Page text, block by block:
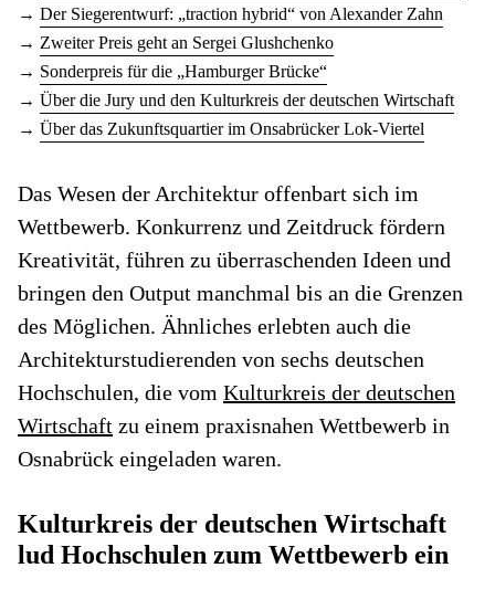
Der Siegerentwurf: „traction hybrid“ von Alexander Zahn
Zweiter Preis geht an Sergei Glushchenko
Sonderpreis für die „Hamburger Brücke“
Über die Jury und den Kulturkreis der deutschen Wirtschaft
Über das Zukunftsquartier im Onsabrücker Lok-Viertel
Das Wesen der Architektur offenbart sich im
Wettbewerb. Konkurrenz und Zeitdruck fördern
Kreativität, führen zu überraschenden Ideen und
bringen den Output manchmal bis an die Grenzen
des Möglichen. Ähnliches erlebten auch die
Architekturstudierenden von sechs deutschen
Hochschulen, die vom Kulturkreis der deutschen
Wirtschaft zu einem praxisnahen Wettbewerb in
Osnabrück eingeladen waren.
Kulturkreis der deutschen Wirtschaft
lud Hochschulen zum Wettbewerb ein